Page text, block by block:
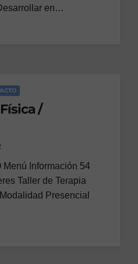
en…
/
Información 54
Taller de Terapia
Presencial